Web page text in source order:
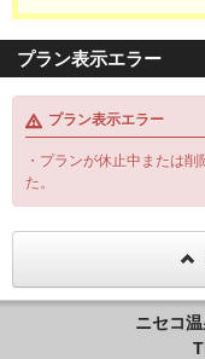
プラン表示エラー
プラン表示エラー
・プランが休止中または
た。
ニセコ